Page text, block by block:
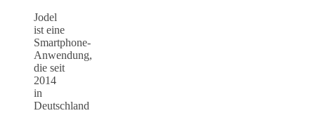
Jodel
ist eine
Smartphone-
Anwendung,
die seit
2014
in
Deutschland